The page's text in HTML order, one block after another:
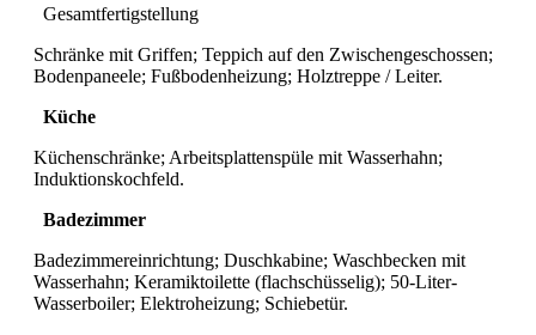
Gesamtfertigstellung
Schränke mit Griffen; Teppich auf den Zwischengeschossen;
Bodenpaneele; Fußbodenheizung; Holztreppe / Leiter.
Küche
Küchenschränke; Arbeitsplattenspüle mit Wasserhahn;
Induktionskochfeld.
Badezimmer
Badezimmereinrichtung; Duschkabine; Waschbecken mit
Wasserhahn; Keramiktoilette (flachschüsselig); 50-Liter-
Wasserboiler; Elektroheizung; Schiebetür.